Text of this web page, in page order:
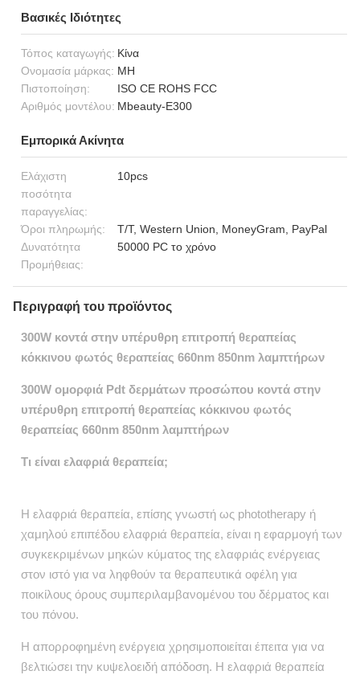
Βασικές Ιδιότητες
Τόπος καταγωγής: Κίνα
Ονομασία μάρκας: MH
Πιστοποίηση:
ISO CE ROHS FCC
Αριθμός μοντέλου: Mbeauty-E300
Εμπορικά Ακίνητα
Ελάχιστη
ποσότητα
παραγγελίας:
10pcs
Όροι πληρωμής:
T/T, Western Union, MoneyGram, PayPal
Δυνατότητα
Προμήθειας:
50000 PC το χρόνο
Περιγραφή του προϊόντος
300W κοντά στην υπέρυθρη επιτροπή θεραπείας
κόκκινου φωτός θεραπείας 660nm 850nm λαμπτήρων
300W ομορφιά Pdt δερμάτων προσώπου κοντά στην
υπέρυθρη επιτροπή θεραπείας κόκκινου φωτός
θεραπείας 660nm 850nm λαμπτήρων
Τι είναι ελαφριά θεραπεία;
Η ελαφριά θεραπεία, επίσης γνωστή ως phototherapy ή
χαμηλού επιπέδου ελαφριά θεραπεία, είναι η εφαρμογή των
συγκεκριμένων μηκών κύματος της ελαφριάς ενέργειας
στον ιστό για να ληφθούν τα θεραπευτικά οφέλη για
ποικίλους όρους συμπεριλαμβανομένου του δέρματος και
του πόνου.
Η απορροφημένη ενέργεια χρησιμοποιείται έπειτα για να
βελτιώσει την κυψελοειδή απόδοση. Η ελαφριά θεραπεία